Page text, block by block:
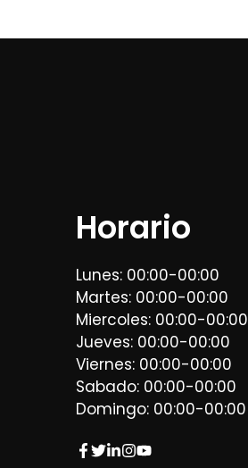
Horario
Lunes: 00:00-00:00
Martes: 00:00-00:00
Miercoles: 00:00-00:00
Jueves: 00:00-00:00
Viernes: 00:00-00:00
Sabado: 00:00-00:00
Domingo: 00:00-00:00